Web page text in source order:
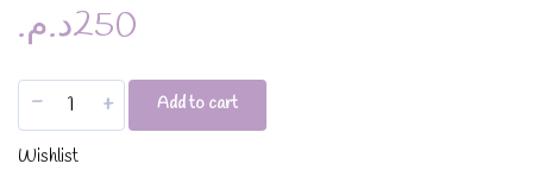
250د.م.
- + Add to cart
Wishlist